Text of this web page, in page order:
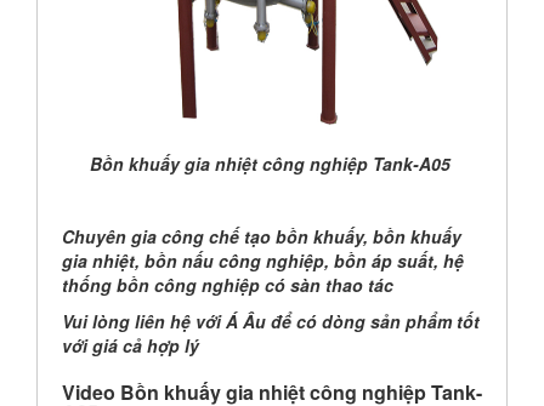
Bồn khuấy gia nhiệt công nghiệp Tank-A05
Chuyên gia công chế tạo bồn khuấy, bồn khuấy
gia nhiệt, bồn nấu công nghiệp, bồn áp suất, hệ
thống bồn công nghiệp có sàn thao tác
Vui lòng liên hệ với Á Âu để có dòng sản phẩm tốt
với giá cả hợp lý
Video Bồn khuấy gia nhiệt công nghiệp Tank-